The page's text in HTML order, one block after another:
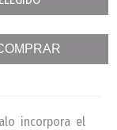
incorpora el